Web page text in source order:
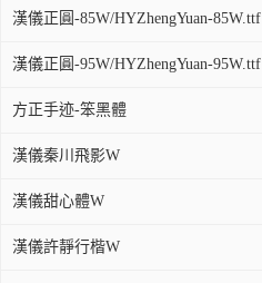
漢儀正圓-85W/HYZhengYuan-85W.ttf
漢儀正圓-95W/HYZhengYuan-95W.ttf
方正手迹-笨黑體
漢儀秦川飛影W
漢儀甜心體W
漢儀許靜行楷W